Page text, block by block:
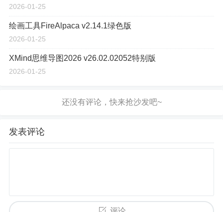
2026-01-25
绘画工具FireAlpaca v2.14.1绿色版
2026-01-25
XMind思维导图2026 v26.02.02052特别版
2026-01-25
发表评论